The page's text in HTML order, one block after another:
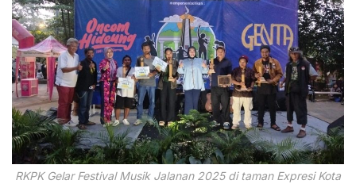
RKPK Gelar Festival Musik Jalanan 2025 di taman Expresi Kota